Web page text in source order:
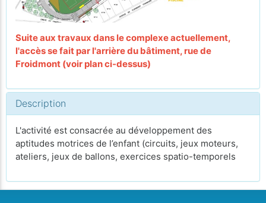
Suite aux travaux dans le complexe actuellement,
l'accès se fait par l'arrière du bâtiment, rue de
Froidmont (voir plan ci-dessus)
Description
L'activité est consacrée au développement des
aptitudes motrices de l’enfant (circuits, jeux moteurs,
ateliers, jeux de ballons, exercices spatio-temporels